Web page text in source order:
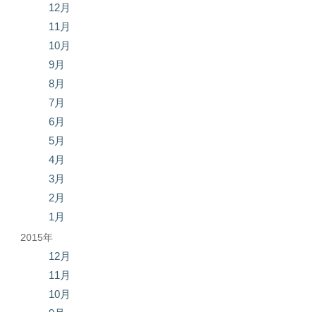
12月
11月
10月
9月
8月
7月
6月
5月
4月
3月
2月
1月
2015年
12月
11月
10月